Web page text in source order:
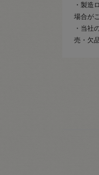
・製造
場合が
・当社
売・欠